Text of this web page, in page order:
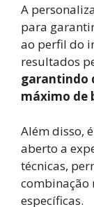
A
para
ao perfil do
resultados
garantindo
máximo de
Além disso,
aberto a
técnicas,
combinação
específicas.